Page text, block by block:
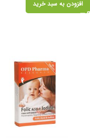
افزودن به سبد خرید